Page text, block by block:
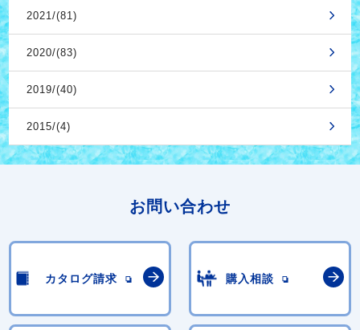
2021/(81)
2020/(83)
2019/(40)
2015/(4)
お問い合わせ
カタログ請求 購入相談